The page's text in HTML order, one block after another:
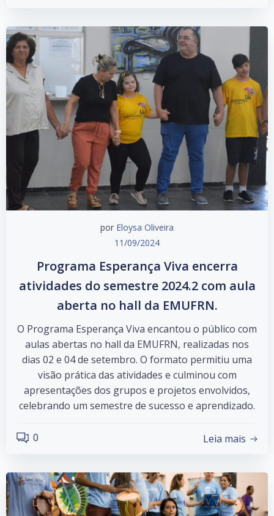
por Eloysa Oliveira
11/09/2024
Programa Esperança Viva encerra
atividades do semestre 2024.2 com aula
aberta no hall da EMUFRN.
O Programa Esperança Viva encantou o público com
aulas abertas no hall da EMUFRN, realizadas nos
dias 02 e 04 de setembro. O formato permitiu uma
visão prática das atividades e culminou com
apresentações dos grupos e projetos envolvidos,
celebrando um semestre de sucesso e aprendizado.
0 Leia mais